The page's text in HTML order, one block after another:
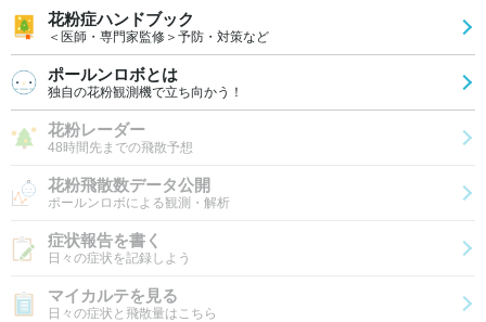
花粉症ハンドブック
＜医師・専門家監修＞予防・対策など
ポールンロボとは
独自の花粉観測機で立ち向かう！
花粉レーダー
48時間先までの飛散予想
花粉飛散数データ公開
ポールンロボによる観測・解析
症状報告を書く
日々の症状を記録しよう
マイカルテを見る
日々の症状と飛散量はこちら